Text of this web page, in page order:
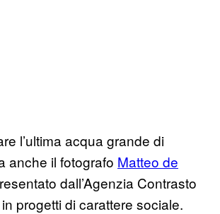
l’ultima acqua grande di
anche il fotografo Matteo de
dall’Agenzia Contrasto
progetti di carattere sociale.